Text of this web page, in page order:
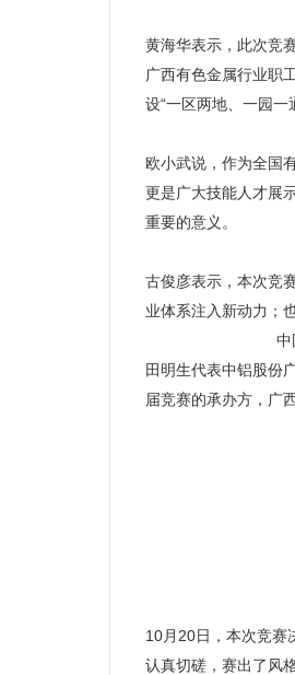
黄海华表示，此次竞
广西有色金属行业职
设“一区两地、一园
欧小武说，作为全国
更是广大技能人才展
重要的意义。
古俊彦表示，本次竞
业体系注入新动力；
中
田明生代表中铝股份
届竞赛的承办方，广
10月20日，本次竞赛
认真切磋，赛出了风